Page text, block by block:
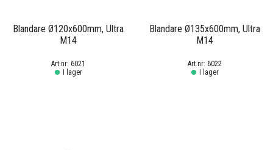
Blandare Ø120x600mm, Ultra
M14
6021
I lager
Blandare Ø135x600mm, Ultra
M14
6022
I lager